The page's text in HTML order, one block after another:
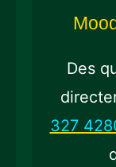
Des
327